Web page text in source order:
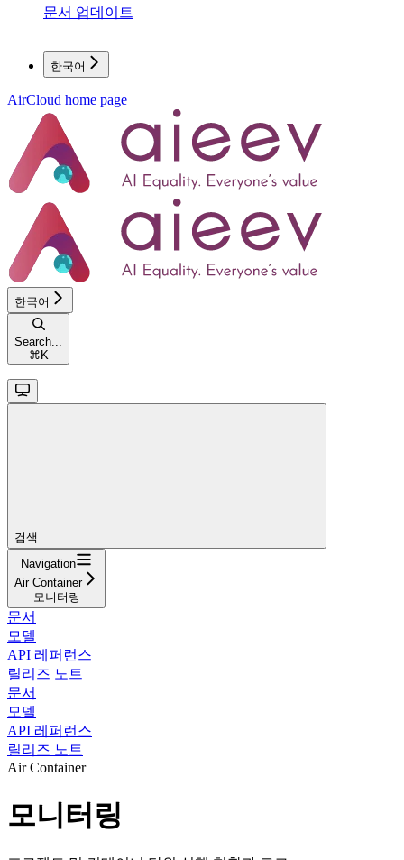
문서 업데이트
한국어
AirCloud home page
한국어
Search...
⌘ K
검색...
Navigation
Air Container
모니터링
문서
모델
API 레퍼런스
릴리즈 노트
문서
모델
API 레퍼런스
릴리즈 노트
Air Container
모니터링